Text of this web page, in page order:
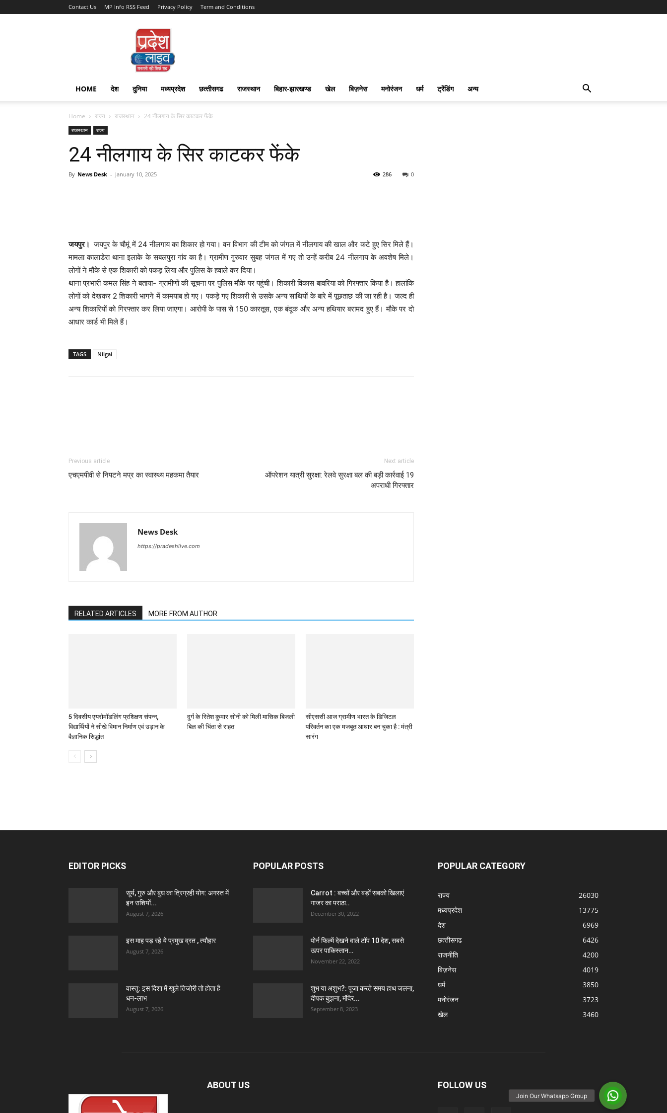
Contact Us MP Info RSS Feed Privacy Policy Term and Conditions
Pradesh
Live
HOME देश दुनिया मध्यप्रदेश छत्‍तीसगढ राजस्‍थान बिहार-झारखण्‍ड खेल बिज़नेस मनोरंजन धर्म ट्रेंडिंग अन्य
Home राज्‍य राजस्‍थान 24 नीलगाय के सिर काटकर फेंके
राजस्‍थान राज्‍य
24 नीलगाय के सिर काटकर फेंके
By News Desk - January 10, 2025 0
286
जयपुर। जयपुर के चौमूं में 24 नीलगाय का शिकार हो गया। वन विभाग की टीम को जंगल में नीलगाय की खाल और कटे हुए सिर मिले हैं।
मामला कालाडेरा थाना इलाके के सबलपुरा गांव का है। ग्रामीण गुरुवार सुबह जंगल में गए तो उन्हें करीब 24 नीलगाय के अवशेष मिले।
लोगों ने मौके से एक शिकारी को पकड़ लिया और पुलिस के हवाले कर दिया।
थाना प्रभारी कमल सिंह ने बताया- ग्रामीणों की सूचना पर पुलिस मौके पर पहुंची। शिकारी विकास बावरिया को गिरफ्तार किया है। हालांकि
लोगों को देखकर 2 शिकारी भागने में कामयाब हो गए। पकड़े गए शिकारी से उसके अन्य साथियों के बारे में पूछताछ की जा रही है। जल्द ही
अन्य शिकारियों को गिरफ्तार कर लिया जाएगा। आरोपी के पास से 150 कारतूस, एक बंदूक और अन्य हथियार बरामद हुए हैं। मौके पर दो
आधार कार्ड भी मिले हैं।
TAGS Nilgai
Previous article
एचएमपीवी से निपटने मप्र का स्वास्थ्य महकमा तैयार
Next article
ऑपरेशन यात्री सुरक्षा: रेलवे सुरक्षा बल की बड़ी कार्रवाई 19
अपराधी गिरफ्तार
News Desk
https://pradeshlive.com
RELATED ARTICLES MORE FROM AUTHOR
5 दिवसीय एयरोमॉडलिंग प्रशिक्षण संपन्न,
विद्यार्थियों ने सीखे विमान निर्माण एवं उड़ान के
वैज्ञानिक सिद्धांत
दुर्ग के रितेश कुमार सोनी को मिली मासिक बिजली
बिल की चिंता से राहत
सीएससी आज ग्रामीण भारत के डिजिटल
परिवर्तन का एक मजबूत आधार बन चुका है : मंत्री
सारंग
EDITOR PICKS
सूर्य, गुरु और बुध का त्रिग्रही योग: अगस्त में
इन राशियों...
August 7, 2026
इस माह पड़ रहे ये प्रमुख व्रत , त्यौहार
August 7, 2026
वास्तु: इस दिशा में खुले तिजोरी तो होता है
धन-लाभ
August 7, 2026
POPULAR POSTS
Carrot : बच्चों और बड़ों सबको खिलाएं
गाजर का पराठा..
December 30, 2022
पोर्न फिल्में देखने वाले टॉप 10 देश, सबसे
ऊपर पाकिस्तान…
November 22, 2022
शुभ या अशुभ?: पूजा करते समय हाथ जलना,
दीपक बुझना, मंदिर...
September 8, 2023
POPULAR CATEGORY
राज्‍य
26030
मध्यप्रदेश
13775
देश
6969
छत्‍तीसगढ
6426
राजनीति
4200
बिज़नेस
4019
धर्म
3850
मनोरंजन
3723
खेल
3460
ABOUT US FOLLOW US